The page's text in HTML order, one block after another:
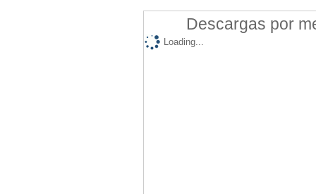
Descargas por
Loading...